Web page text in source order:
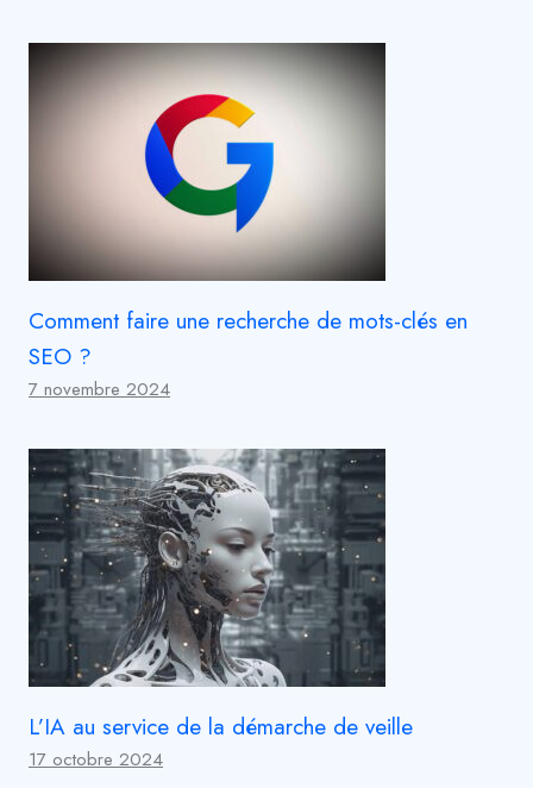
Comment faire une recherche de mots-clés en
SEO ?
7 novembre 2024
L’IA au service de la démarche de veille
17 octobre 2024